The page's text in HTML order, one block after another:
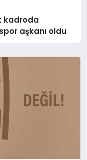
kadroda
aşkanı oldu